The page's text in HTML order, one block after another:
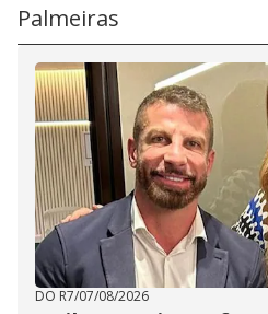
Palmeiras
DO R7/07/08/2026